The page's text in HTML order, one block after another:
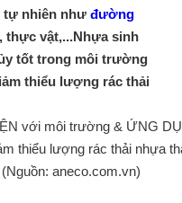
tự nhiên như đường
thực vật,...Nhựa sinh
tốt trong môi trường
thiểu lượng rác thải
thiểu lượng rác thải nhựa
(Nguồn: aneco.com.vn)